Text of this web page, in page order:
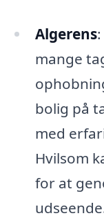
Algerens
mange
bolig på
med
Hvilsom
for at